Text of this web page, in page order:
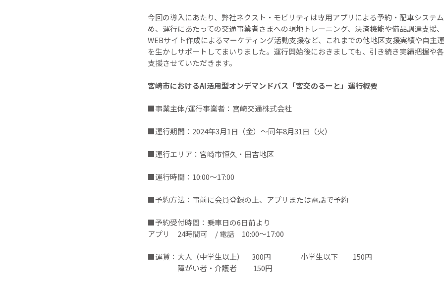
今回の導入にあたり、弊社ネクスト・モビリティは専用アプリによる予約・配車システ
め、運行にあたっての交通事業者さまへの現地トレーニング、決済機能や備品調達支援
WEBサイト作成によるマーケティング活動支援など、これまでの他地区支援実績や自主
を生かしサポートしてまいりました。運行開始後におきましても、引き続き実績把握や
支援させていただきます。
宮崎市におけるAI活用型オンデマンドバス「宮交のるーと」運行概要
■事業主体/運行事業者：宮崎交通株式会社
■運行期間：2024年3月1日（金）〜同年8月31日（火）
■運行エリア：宮崎市恒久・田吉地区
■運行時間：10:00〜17:00
■予約方法：事前に会員登録の上、アプリまたは電話で予約
■予約受付時間：乗車日の6日前より
アプリ 24時間可 / 電話 10:00〜17:00
■運賃：大人（中学生以上） 300円 小学生以下 150円
障がい者・介護者 150円